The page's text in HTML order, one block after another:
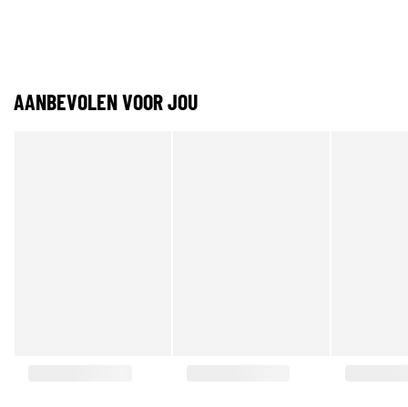
AANBEVOLEN VOOR JOU